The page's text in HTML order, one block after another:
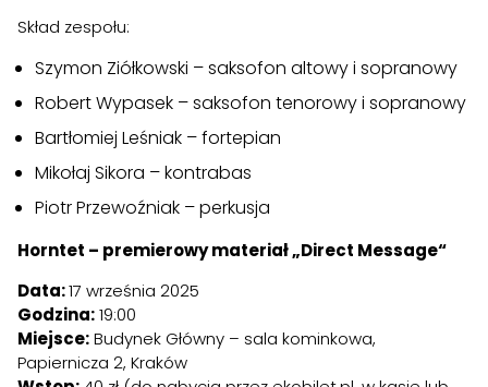
Skład zespołu:
Szymon Ziółkowski – saksofon altowy i sopranowy
Robert Wypasek – saksofon tenorowy i sopranowy
Bartłomiej Leśniak – fortepian
Mikołaj Sikora – kontrabas
Piotr Przewoźniak – perkusja
Horntet – premierowy materiał „Direct Message“
Data:17 września 2025
Godzina:19:00
Miejsce:Budynek Główny – sala kominkowa,
Papiernicza 2, Kraków